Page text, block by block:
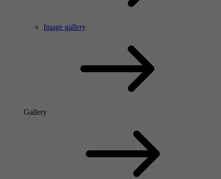
Image gallery
Gallery